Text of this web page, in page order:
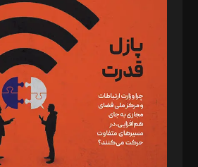
د‌بیر تحریریه آنلاین: بابک نقاش
تحریریه‌: مجتبی محمود‌ی، آرش برهمند، یسنا
مصطفی مسجدی آرانی، ابوالفضل رجبی، زهرا
رستمی،مصطفی باستان
ویرایش: نگار استاد‌‌آقا
طراح یونیفرم: مجید توکلی
فیلمبرداری و عکاسی: امیر شفیعی، مانی لطفی
گرافیک و صفحه‌آرایی: سید‌سبحان‌علی ثابت